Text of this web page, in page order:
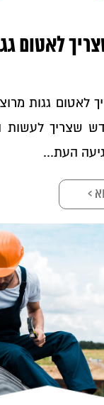
לאטום
לאטום גגות
שצריך לעשות
העת...
>